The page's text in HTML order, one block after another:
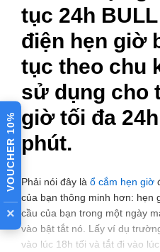
tục 24h
điện hẹn giờ
tục theo chu
sử dụng cho
giờ tối đa
phút.
Phải nói đây là ổ cắm hẹn giờ
của bạn thông minh hơn: hẹn
cầu của bạn trong một ngày
vào bật tắt nó. Lấy ví dụ
vào lúc 18h tối và tắt đi vào
VOUCHER 10%
×